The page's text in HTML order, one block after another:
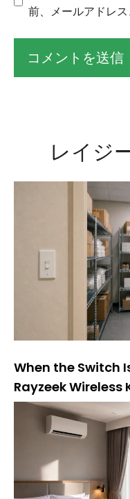
前、メールアドレス
レイジ
When the Switch
Rayzeek